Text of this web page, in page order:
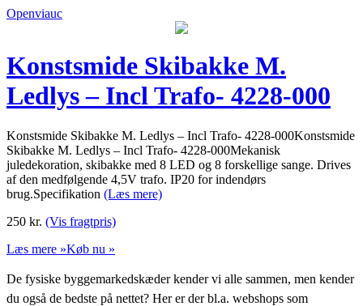
Openviauc
Konstsmide Skibakke M.
Ledlys – Incl Trafo- 4228-000
Konstsmide Skibakke M. Ledlys – Incl Trafo- 4228-000Konstsmide
Skibakke M. Ledlys – Incl Trafo- 4228-000Mekanisk
juledekoration, skibakke med 8 LED og 8 forskellige sange. Drives
af den medfølgende 4,5V trafo. IP20 for indendørs
brug.Specifikation (Læs mere)
250 kr. (Vis fragtpris)
Læs mere »Køb nu »
De fysiske byggemarkedskæder kender vi alle sammen, men kender
du også de bedste på nettet? Her er der bl.a. webshops som